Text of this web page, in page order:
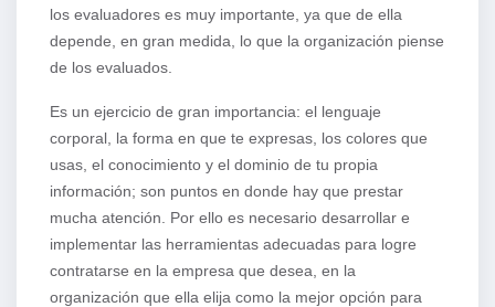
los evaluadores es muy importante, ya que de ella
depende, en gran medida, lo que la organización piense
de los evaluados.
Es un ejercicio de gran importancia: el lenguaje
corporal, la forma en que te expresas, los colores que
usas, el conocimiento y el dominio de tu propia
información; son puntos en donde hay que prestar
mucha atención. Por ello es necesario desarrollar e
implementar las herramientas adecuadas para logre
contratarse en la empresa que desea, en la
organización que ella elija como la mejor opción para